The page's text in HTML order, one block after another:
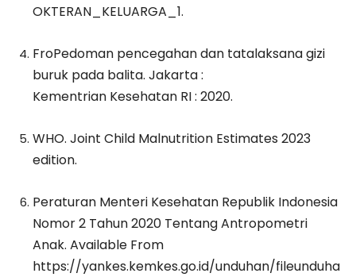
OKTERAN_KELUARGA_1.
FroPedoman pencegahan dan tatalaksana gizi
buruk pada balita. Jakarta :
Kementrian Kesehatan RI : 2020.
WHO. Joint Child Malnutrition Estimates 2023
edition.
Peraturan Menteri Kesehatan Republik Indonesia
Nomor 2 Tahun 2020 Tentang Antropometri
Anak. Available From
https://yankes.kemkes.go.id/unduhan/fileunduha